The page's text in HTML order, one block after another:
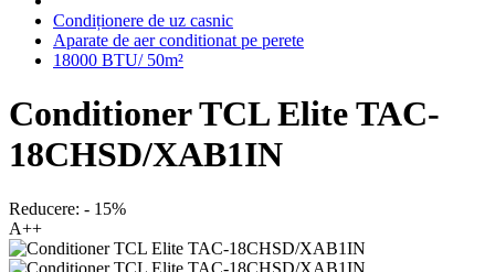
Condiționere de uz casnic
Aparate de aer conditionat pe perete
18000 BTU/ 50m²
Conditioner TCL Elite TAC-
18CHSD/XAB1IN
Reducere: - 15%
A++